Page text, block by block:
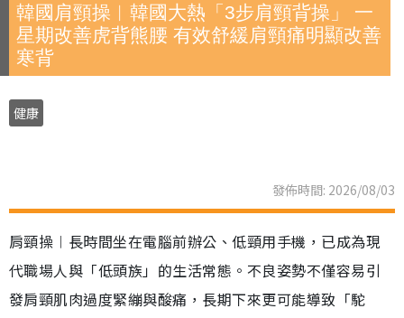
韓國肩頸操︱韓國大熱「3步肩頸背操」 一
星期改善虎背熊腰 有效舒緩肩頸痛明顯改善
寒背
健康
發佈時間: 2026/08/03
肩頸操︱長時間坐在電腦前辦公、低頸用手機，已成為現
代職場人與「低頭族」的生活常態。不良姿勢不僅容易引
發肩頸肌肉過度緊繃與酸痛，長期下來更可能導致「駝